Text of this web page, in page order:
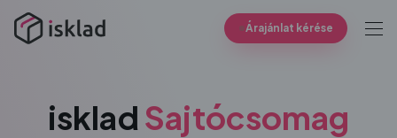
Árajánlat kérése
isklad Sajtócsomag